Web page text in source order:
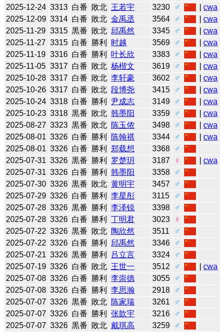
2025-12-24 3313 白番 敗北 王若宇 3230 ♂ |cwa
2025-12-09 3314 白番 敗北 金禹丞 3564 ♂ |cwa
2025-11-29 3315 黒番 敗北 邱禹然 3345 ♂ |cwa
2025-11-27 3315 白番 勝利 时越 3569 ♂ |cwa
2025-11-19 3316 白番 勝利 叶长欣 3383 ♂ |cwa
2025-11-05 3317 白番 敗北 杨楷文 3619 ♂ |cwa
2025-10-28 3317 白番 敗北 李轩豪 3602 ♂ |cwa
2025-10-26 3317 白番 敗北 段博尧 3415 ♂ |cwa
2025-10-24 3318 白番 勝利 尹成志 3149 ♂ |cwa
2025-10-23 3318 黒番 敗北 韩墨阳 3359 ♂ |cwa
2025-08-27 3323 黒番 敗北 陈玉侬 3498 ♂ |cwa
2025-08-01 3326 白番 勝利 陈翰祺 3344 ♂ |cwa
2025-08-01 3326 白番 勝利 郑载想 3368
♂
2025-07-31 3326 黒番 勝利 罗楚玥 3187 ♀ |cwa
2025-07-31 3326 白番 勝利 韩墨阳 3358
♂
2025-07-30 3326 黒番 敗北 黄明宇 3457
♂
2025-07-29 3326 白番 勝利 李星彤 3115
♂
2025-07-28 3326 黒番 勝利 李泽锐 3398
♂
2025-07-28 3326 白番 勝利 丁明君 3023
♀
2025-07-22 3326 黒番 敗北 陶欣然 3511
♂
2025-07-22 3326 白番 勝利 邱禹然 3346
♂
2025-07-21 3326 黒番 勝利 吕立言 3324
♂
2025-07-19 3326 白番 敗北 王世一 3512 ♂ |cwa
2025-07-08 3326 白番 勝利 李崇德 3055
♂
2025-07-08 3326 白番 勝利 李思瀚 2918
♂
2025-07-07 3326 黒番 敗北 陈家瑞 3261
♂
2025-07-07 3326 白番 勝利 张歆宇 3216
♂
2025-07-07 3326 黒番 敗北 戴琪高 3259
♂